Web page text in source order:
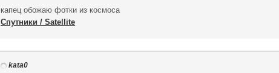
капец обожаю фотки из космоса
Спутники / Satellite
kata0